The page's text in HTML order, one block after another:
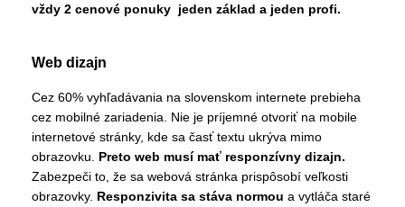
vždy 2 cenové ponuky jeden základ a jeden profi.
Web dizajn
Cez 60% vyhľadávania na slovenskom internete prebieha
cez mobilné zariadenia. Nie je príjemné otvoriť na mobile
internetové stránky, kde sa časť textu ukrýva mimo
obrazovku. Preto web musí mať responzívny dizajn.
Zabezpeči to, že sa webová stránka prispôsobí veľkosti
obrazovky. Responzivita sa stáva normou a vytláča staré